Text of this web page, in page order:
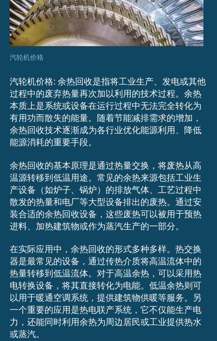
汽轮机价格
汽轮机价格: 余热回收是指将工业生产、发电或其他
过程中的废弃热量再次加以利用的技术过程。余热
本质上是系统或设备在运行过程中无法完全转化为
有用功而散失的能量。随着节能减排需求的增加，
余热回收技术逐渐成为各行业优化能源利用、降低
能源消耗的重要手段。
余热回收的基本原理是通过热量交换，将废热从高
温源转移到低温用途。常见的余热来源包括工业生
产设备（如炉子、锅炉）的排放气体、工艺过程中
散发的热量和电厂等大型设备排出的废热。通过安
装合适的余热回收设备，这些废热可以被用于预热
进料、加热建筑物或作为蒸汽生产的一部分。
在实际应用中，余热回收的形式多种多样。热交换
器是最常见的设备，通过传热介质将高温流体中的
热量转移到低温流体。对于高温余热，可以采用热
电转换设备，将其直接转化为电能。低温余热则可
以用于暖通空调系统，提供建筑物供暖等服务。另
一个重要的应用是热电联产系统，它不仅能生产电
力，还能同时利用余热为周边居民或工业提供热水
或蒸汽。